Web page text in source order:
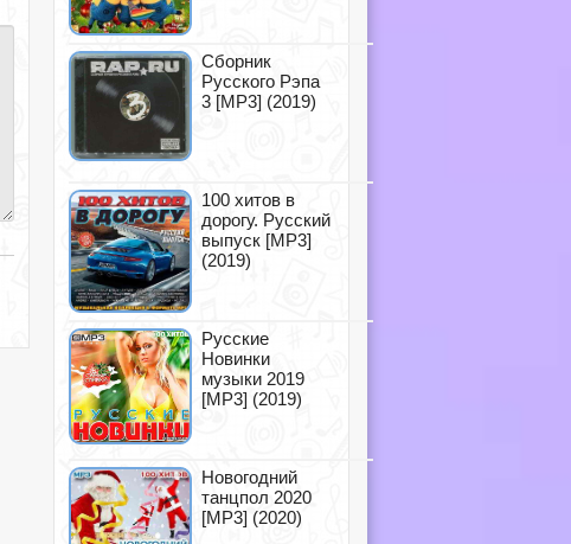
Сборник
Русского Рэпа
3 [MP3] (2019)
100 хитов в
дорогу. Русский
выпуск [MP3]
(2019)
Русские
Новинки
музыки 2019
[MP3] (2019)
Новогодний
танцпол 2020
[MP3] (2020)